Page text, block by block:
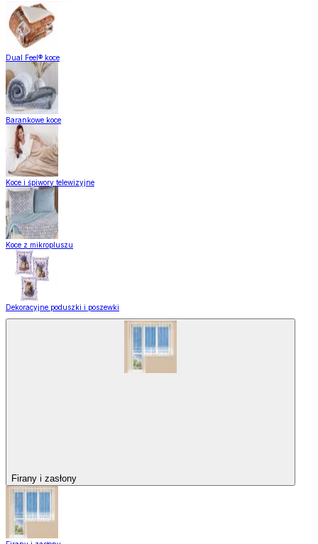
Dual Feel® koce
Barankowe koce
Koce i śpiwory telewizyjne
Koce z mikropluszu
Dekoracyjne poduszki i poszewki
Firany i zasłony